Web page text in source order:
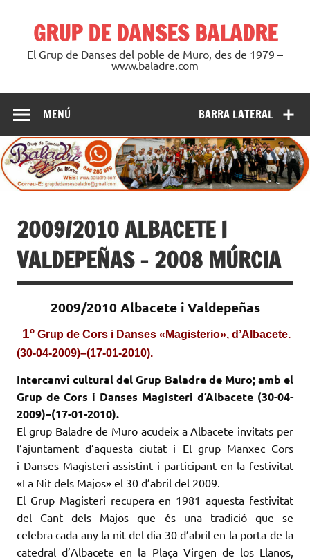
contenidoGRUP DE DANSES BALADRE
El Grup de Danses del poble de Muro, des de 1979 –
www.baladre.com
BARRA LATERAL
MENÚ
2009/2010 ALBACETE I
VALDEPEÑAS – 2008 MÚRCIA
2009/2010 Albacete i Valdepeñas
1º Grup de Cors i Danses «Magisterio», d’Albacete.
(30-04-2009)–(17-01-2010).
Intercanvi cultural del Grup Baladre de Muro; amb el
Grup de Cors i Danses Magisteri d’Albacete (30-04-
2009)–(17-01-2010).
El grup Baladre de Muro acudeix a Albacete invitats per
l’ajuntament d’aquesta ciutat i El grup Manxec Cors
i DansesMagisteri assistint i participant en la festivitat
«La Nit dels Majos» el 30 d’abril del 2009.
El Grup Magisteri recupera en 1981 aquesta festivitat
del Cant dels Majos que és una tradició que se
celebra cada any la nit del dia 30 d’abril en la porta de la
catedral d’Albacete en la Plaça Virgen de los Llanos,